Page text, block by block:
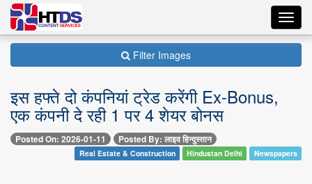
Filter Images
इस हफ्ते दो कंपनियां ट्रेड करेंगी Ex-Bonus,
एक कंपनी दे रही 1 पर 4 शेयर बोनस
Posted On: 2026-01-11 Posted By: लाइव हिन्दुस्तान
Real Estate & Construction Hindustan Delhi Newspapers